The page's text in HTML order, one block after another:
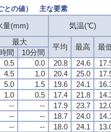
との値） 主な要素
量(mm) 気温(℃)
最大
平均 最高 最
間
10分間
0.5 0.0 20.8 24.6
4.5 1.0 20.4 25.0
5.0 1.5 19.6 24.1
1.0 0.5 17.4 21.8
-- -- 17.9 23.7
-- -- 18.7 24.0
-- -- 18.0 24.1
量(mm) 気温(℃)
最大
平均 最高 最
間
10分間
0.5 0.0 20.8 24.6
4.5 1.0 20.4 25.0
5.0 1.5 19.6 24.1
1.0 0.5 17.4 21.8
-- -- 17.9 23.7
-- -- 18.7 24.0
-- -- 18.0 24.1
量(mm) 気温(℃)
最大
平均 最高 最
間
10分間
0.5 0.0 20.8 24.6
4.5 1.0 20.4 25.0
5.0 1.5 19.6 24.1
1.0 0.5 17.4 21.8
-- -- 17.9 23.7
-- -- 18.7 24.0
-- -- 18.0 24.1
量(mm) 気温(℃)
最大
平均 最高 最
間
10分間
0.5 0.0 20.8 24.6
4.5 1.0 20.4 25.0
5.0 1.5 19.6 24.1
1.0 0.5 17.4 21.8
-- -- 17.9 23.7
-- -- 18.7 24.0
-- -- 18.0 24.1